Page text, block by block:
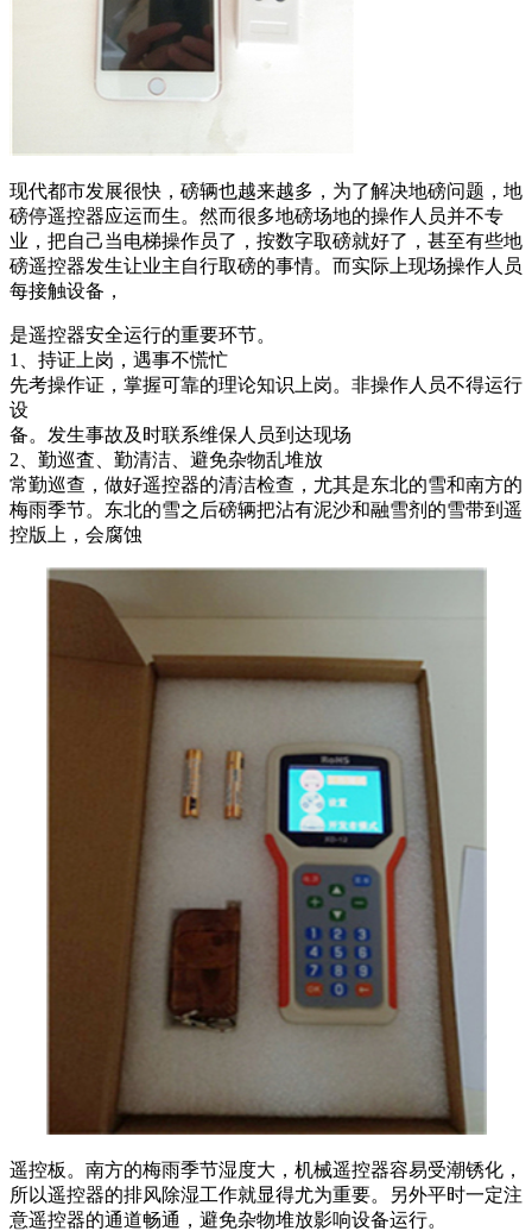
现代都市发展很快，磅辆也越来越多，为了解决地磅问题，地
磅停遥控器应运而生。然而很多地磅场地的操作人员并不专
业，把自己当电梯操作员了，按数字取磅就好了，甚至有些地
磅遥控器发生让业主自行取磅的事情。而实际上现场操作人员
每接触设备，
是遥控器安全运行的重要环节。
1、持证上岗，遇事不慌忙
先考操作证，掌握可靠的理论知识上岗。非操作人员不得运行
设
备。发生事故及时联系维保人员到达现场
2、勤巡査、勤清洁、避免杂物乱堆放
常勤巡查，做好遥控器的清洁检查，尤其是东北的雪和南方的
梅雨季节。东北的雪之后磅辆把沾有泥沙和融雪剂的雪带到遥
控版上，会腐蚀
遥控板。南方的梅雨季节湿度大，机械遥控器容易受潮锈化，
所以遥控器的排风除湿工作就显得尤为重要。另外平时一定注
意遥控器的通道畅通，避免杂物堆放影响设备运行。